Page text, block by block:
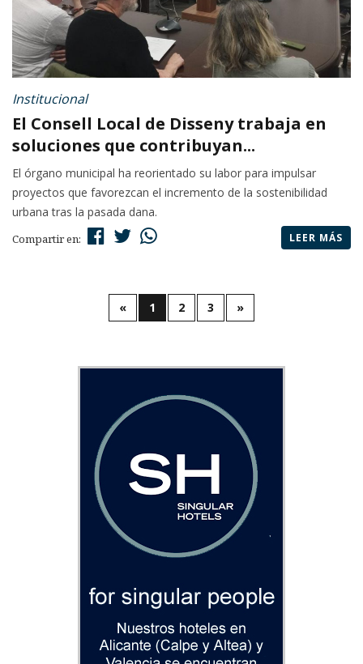
Institucional
El Consell Local de Disseny trabaja en
soluciones que contribuyan...
El órgano municipal ha reorientado su labor para impulsar
proyectos que favorezcan el incremento de la sostenibilidad
urbana tras la pasada dana.
Compartir en: LEER MÁS
« 1 2 3 »